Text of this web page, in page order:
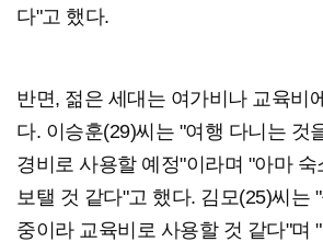
다"고 했다.
반면, 젊은 세대는 여가비나 교육비
다. 이승훈(29)씨는 "여행 다니는 것
경비로 사용할 예정"이라며 "아마
보탤 것 같다"고 했다. 김모(25)씨는
중이라 교육비로 사용할 것 같다"며